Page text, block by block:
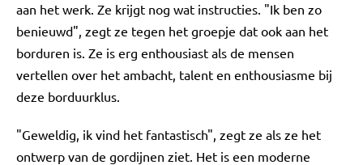
aan het werk. Ze krijgt nog wat instructies. "Ik ben zo
benieuwd", zegt ze tegen het groepje dat ook aan het
borduren is. Ze is erg enthousiast als de mensen
vertellen over het ambacht, talent en enthousiasme bij
deze borduurklus.
"Geweldig, ik vind het fantastisch", zegt ze als ze het
ontwerp van de gordijnen ziet. Het is een moderne